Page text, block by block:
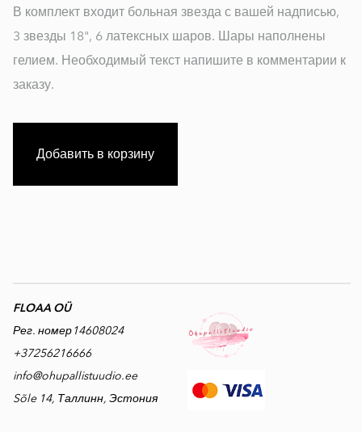
В комплект входит больная звезда с вашей надписью,
3 звезды 18", 6 латексных шаров. Шары наполнены
гелием. Необходимый текст напишите в комментарии к
заказу.
Добавить в корзину
FLOAA OÜ
Рег. номер14608024
+37256216666
info@ohupallistuudio.ee
Sõle 14, Таллинн, Эстония